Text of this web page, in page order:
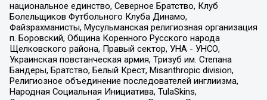
национальное единство, Северное Братство, Клуб
Болельщиков Футбольного Клуба Динамо,
Файзрахманисты, Мусульманская религиозная организация
п. Боровский, Община Коренного Русского народа
Щелковского района, Правый сектор, УНА - УНСО,
Украинская повстанческая армия, Тризуб им. Степана
Бандеры, Братство, Белый Крест, Misanthropic division,
Религиозное объединение последователей инглиизма,
Народная Социальная Инициатива, TulaSkins,